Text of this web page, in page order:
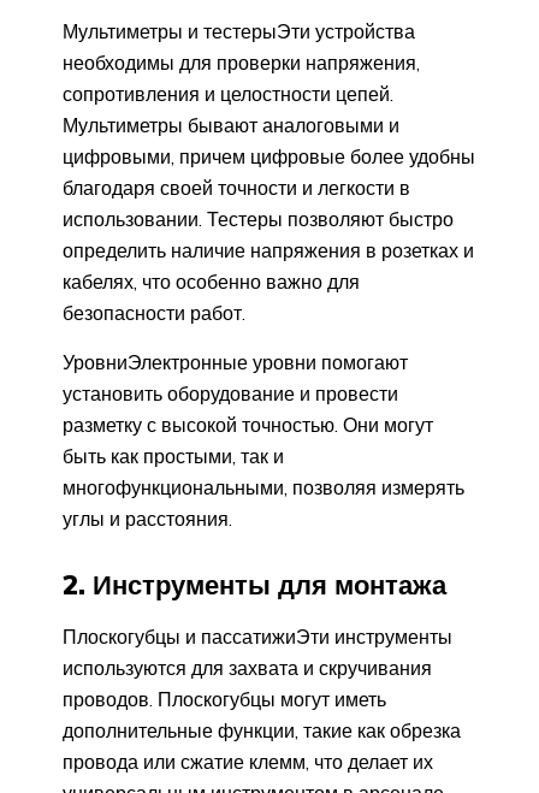
Мультиметры и тестерыЭти устройства
необходимы для проверки напряжения,
сопротивления и целостности цепей.
Мультиметры бывают аналоговыми и
цифровыми, причем цифровые более удобны
благодаря своей точности и легкости в
использовании. Тестеры позволяют быстро
определить наличие напряжения в розетках и
кабелях, что особенно важно для
безопасности работ.
УровниЭлектронные уровни помогают
установить оборудование и провести
разметку с высокой точностью. Они могут
быть как простыми, так и
многофункциональными, позволяя измерять
углы и расстояния.
2. Инструменты для монтажа
Плоскогубцы и пассатижиЭти инструменты
используются для захвата и скручивания
проводов. Плоскогубцы могут иметь
дополнительные функции, такие как обрезка
провода или сжатие клемм, что делает их